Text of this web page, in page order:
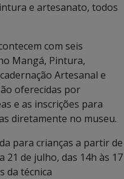
e artesanato, todos
com seis
Mangá, Pintura,
Artesanal e
oferecidas por
e as inscrições para
diretamente no museu.
para crianças a partir de
21 de julho, das 14h às 17
da técnica